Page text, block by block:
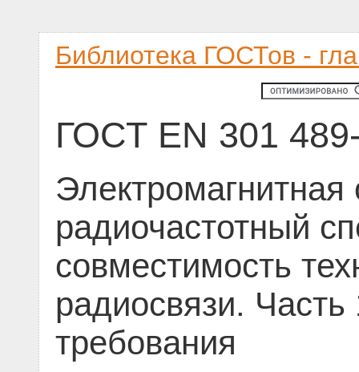
Библиотека ГОСТов -
ГОСТ EN 301
радиочастотный
совместимость
радиосвязи.
требования